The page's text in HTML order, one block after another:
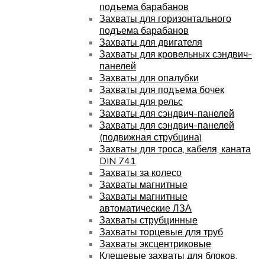
подъема барабанов
Захваты для горизонтального
подъема барабанов
Захваты для двигателя
Захваты для кровельных сэндвич-
панелей
Захваты для опалубки
Захваты для подъема бочек
Захваты для рельс
Захваты для сэндвич-панелей
Захваты для сэндвич-панелей
(подвижная струбцина)
Захваты для троса, кабеля, каната
DIN 741
Захваты за колесо
Захваты магнитные
Захваты магнитные
автоматические ЛЗА
Захваты струбцинные
Захваты торцевые для труб
Захваты эксцентриковые
Клещевые захваты для блоков,